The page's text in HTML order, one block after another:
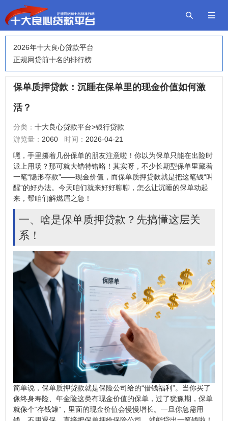


2026年十大良心贷款平台
正规网贷前十名的排行榜
保单质押贷款：沉睡在保单里的现金价值如何激
活？
分类： 十大良心贷款平台>银行贷款
游览量： 2060 时间： 2026-04-21
嘿，手里攥着几份保单的朋友注意啦！你以为保单只能在出险时
派上用场？那可就大错特错咯！其实呀，不少长期型保单里藏着
一笔“隐形存款”——现金价值 ，而保单质押贷款就是把这笔钱“叫
醒”的好办法。今天咱们就来好好聊聊，怎么让沉睡的保单动起
来，帮咱们解燃眉之急！
一、啥是保单质押贷款 ？先搞懂这层关
系！
简单说，保单质押贷款就是保险公司给的“借钱福利”。当你买了
像终身寿险、年金险这类有现金价值的保单，过了犹豫期，保单
就像个“存钱罐”，里面的现金价值会慢慢增长。一旦你急需用